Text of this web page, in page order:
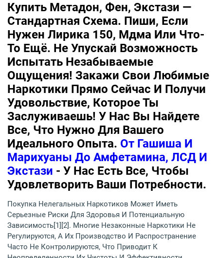
Купить Метадон, Фен, Экстази —
Стандартная Схема. Пиши, Если
Нужен Лирика 150, Мдма Или Что-
То Ещё. Не Упускай Возможность
Испытать Незабываемые
Ощущения! Закажи Свои Любимые
Наркотики Прямо Сейчас И Получи
Удовольствие, Которое Ты
Заслуживаешь! У Нас Вы Найдете
Все, Что Нужно Для Вашего
Идеального Опыта. От Гашиша И
Марихуаны До Амфетамина, ЛСД И
Экстази - У Нас Есть Все, Чтобы
Удовлетворить Ваши Потребности.
Покупка Нелегальных Наркотиков Может Иметь
Серьезные Риски Для Здоровья И Потенциальную
Зависимость[1][2]. Многие Незаконные Наркотики Не
Регулируются, А Их Производство И Распространение
Часто Не Контролируются, Что Приводит К